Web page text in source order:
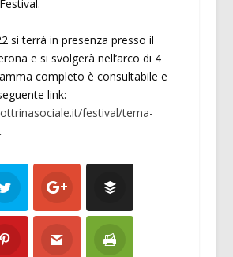
si terrà in presenza presso il
e si svolgerà nell’arco di 4
completo è consultabile e
link:
festival/tema-